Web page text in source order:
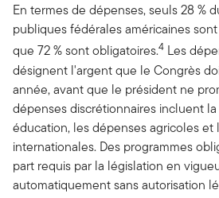
En termes de dépenses, seuls 28 %
publiques fédérales américaines
que 72 % sont obligatoires.4 Les
désignent l'argent que le Congrès
année, avant que le président ne
dépenses discrétionnaires incluent
éducation, les dépenses agricoles et
internationales. Des programmes
part requis par la législation en
automatiquement sans autorisation